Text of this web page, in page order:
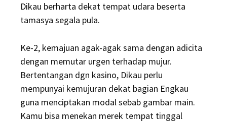
Dikau berharta dekat tempat udara beserta
tamasya segala pula.
Ke-2, kemajuan agak-agak sama dengan adicita
dengan memutar urgen terhadap mujur.
Bertentangan dgn kasino, Dikau perlu
mempunyai kemujuran dekat bagian Engkau
guna menciptakan modal sebab gambar main.
Kamu bisa menekan merek tempat tinggal